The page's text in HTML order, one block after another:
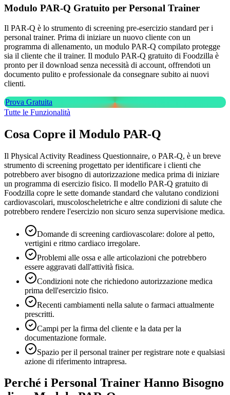
Modulo PAR-Q Gratuito per Personal Trainer
Il PAR-Q è lo strumento di screening pre-esercizio standard per i
personal trainer. Prima di iniziare un nuovo cliente con un
programma di allenamento, un modulo PAR-Q compilato protegge
sia il cliente che il trainer. Il modulo PAR-Q gratuito di Foodzilla è
pronto per il download senza necessità di account, offrendoti un
documento pulito e professionale da consegnare subito ai nuovi
clienti.
Prova Gratuita
Tutte le Funzionalità
Cosa Copre il Modulo PAR-Q
Il Physical Activity Readiness Questionnaire, o PAR-Q, è un breve
strumento di screening progettato per identificare i clienti che
potrebbero aver bisogno di autorizzazione medica prima di iniziare
un programma di esercizio fisico. Il modello PAR-Q gratuito di
Foodzilla copre le sette domande standard che valutano condizioni
cardiovascolari, muscoloscheletriche e altre condizioni di salute che
potrebbero rendere l'esercizio non sicuro senza supervisione medica.
Domande di screening cardiovascolare: dolore al petto,
vertigini e ritmo cardiaco irregolare.
Problemi alle ossa e alle articolazioni che potrebbero
essere aggravati dall'attività fisica.
Condizioni note che richiedono autorizzazione medica
prima dell'esercizio fisico.
Recenti cambiamenti nella salute o farmaci attualmente
prescritti.
Campi per la firma del cliente e la data per la
documentazione formale.
Spazio per il personal trainer per registrare note e qualsiasi
azione di riferimento intrapresa.
Perché i Personal Trainer Hanno Bisogno